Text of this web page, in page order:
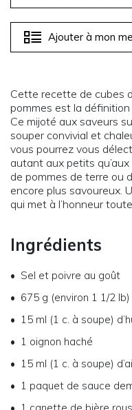
Ajouter à mon
Cette recette de cubes
pommes est la
Ce mijoté aux saveurs
souper convivial et
vous pourrez vous
autant aux petits
de pommes de terre ou
encore plus savoureux.
qui met à l’honneur
Ingrédients
Sel et poivre au goût
675 g (environ 1 1/2
15 ml (1 c. à soupe)
1 oignon haché
15 ml (1 c. à soupe)
1 paquet de sauce